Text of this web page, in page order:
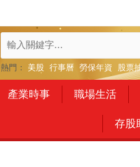
熱門： 美股 行事曆 勞保年資 股票
產業時事 職場生活
存股